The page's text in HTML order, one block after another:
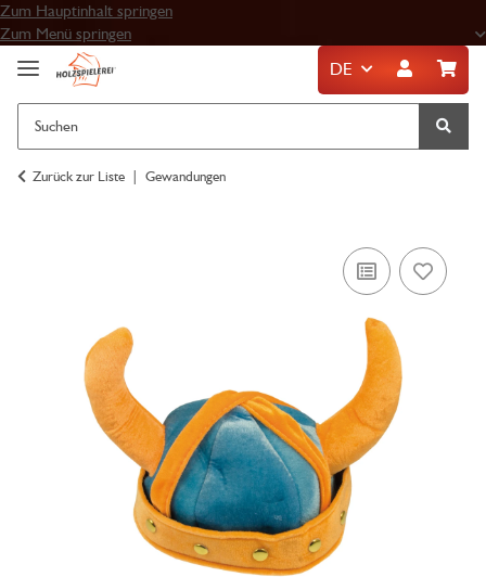
Zum Hauptinhalt springen
Zum Menü springen
DE
Zurück zur Liste Gewandungen